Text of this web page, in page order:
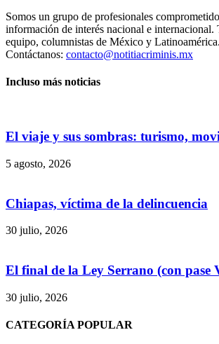
Somos un grupo de profesionales
información de interés nacional e internacional.
equipo, columnistas de México y Latinoamérica.
Contáctanos: contacto@notitiacriminis.mx
Incluso más noticias
El viaje y sus sombras: turismo,
5 agosto, 2026
Chiapas, víctima de la delincuencia
30 julio, 2026
El final de la Ley Serrano (con pase
30 julio, 2026
CATEGORÍA POPULAR